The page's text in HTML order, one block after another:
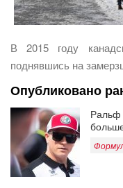
В 2015 году
поднявшись на
Опубликовано
Ральф